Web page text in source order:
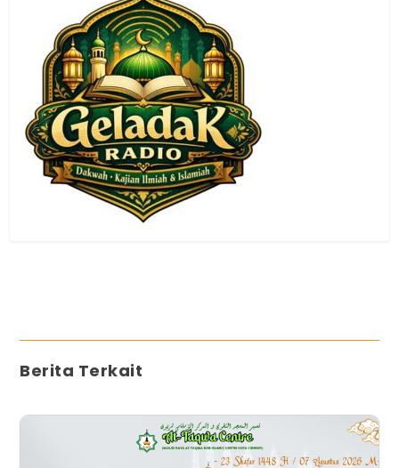
Berita Terkait